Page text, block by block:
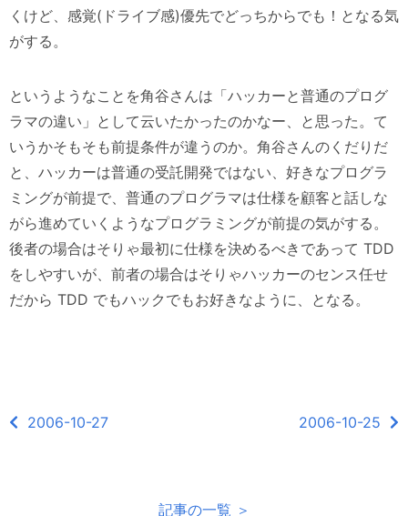
くけど、感覚(ドライブ感)優先でどっちからでも！となる気
がする。
というようなことを角谷さんは「ハッカーと普通のプログ
ラマの違い」として云いたかったのかなー、と思った。て
いうかそもそも前提条件が違うのか。角谷さんのくだりだ
と、ハッカーは普通の受託開発ではない、好きなプログラ
ミングが前提で、普通のプログラマは仕様を顧客と話しな
がら進めていくようなプログラミングが前提の気がする。
後者の場合はそりゃ最初に仕様を決めるべきであって TDD
をしやすいが、前者の場合はそりゃハッカーのセンス任せ
だから TDD でもハックでもお好きなように、となる。
2006-10-27 2006-10-25
記事の一覧 ＞